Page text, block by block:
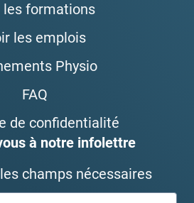
les formations
les emplois
Physio
FAQ
de confidentialité
à notre infolettre
champs nécessaires